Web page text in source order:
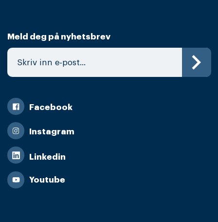
Meld deg på nyhetsbrev
Facebook
Instagram
Linkedin
Youtube